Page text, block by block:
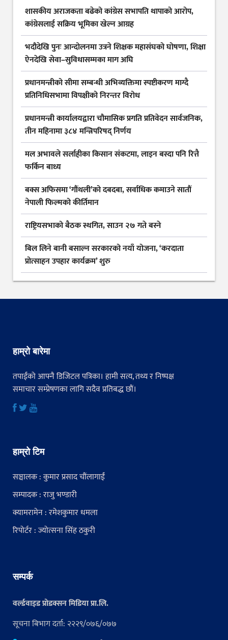
शासकीय अराजकता बढेको कांग्रेस सभापति थापाको आरोप,
कांग्रेसलाई सक्रिय भूमिका खेल्न आग्रह
भदौदेखि पुनः आन्दोलनमा उत्रने शिक्षक महासंघको घोषणा, शिक्षा
ऐनदेखि सेवा–सुविधासम्मका माग अघि
प्रधानमन्त्रीको सीमा सम्बन्धी अभिव्यक्तिमा स्पष्टीकरण माग्दै
प्रतिनिधिसभामा विपक्षीको निरन्तर विरोध
प्रधानमन्त्री कार्यालयद्वारा चौमासिक प्रगति प्रतिवेदन सार्वजनिक,
तीन महिनामा ३८४ मन्त्रिपरिषद् निर्णय
मल अभावले सर्लाहीका किसान संकटमा, लाइन बस्दा पनि रित्तै
फर्किन बाध्य
बक्स अफिसमा ‘गौंथली’को दबदबा, सर्वाधिक कमाउने सातौं
नेपाली फिल्मको कीर्तिमान
राष्ट्रियसभाको बैठक स्थगित, साउन २७ गते बस्ने
बिल लिने बानी बसाल्न सरकारको नयाँ योजना, ‘करदाता
प्रोत्साहन उपहार कार्यक्रम’ शुरु
हाम्रो बारेमा
तपाईंको आफ्नै डिजिटल पत्रिका। हामी सत्य, तथ्य र निष्पक्ष
समाचार सम्प्रेषणका लागि सदैव प्रतिबद्ध छौं।
हाम्रो टिम
सञ्चालक : कुमार प्रसाद चौंलागाईं
सम्पादक : राजु भण्डारी
क्यामरामेन : रमेशकुमार धमला
रिपोर्टर : ज्योत्सना सिंह ठकुरी
सम्पर्क
वर्ल्डवाइड प्रोडक्सन मिडिया प्रा.लि.
सूचना बिभाग दर्ता: २२२९/०७६/०७७